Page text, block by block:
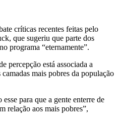
críticas recentes feitas pelo
que sugeriu que parte dos
programa “eternamente”.
percepção está associada a
mais pobres da população
para que a gente enterre de
relação aos mais pobres”,